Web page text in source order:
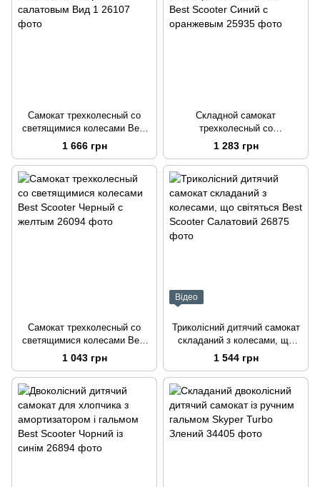
Самокат трехколесный со
светящимися колесами Best
Scooter Серый с салатовым
Вид 1
1 666 грн
Складной самокат
трехколесный со
светящимися колесами Best
Scooter Синий с оранжевым
1 283 грн
Самокат трехколесный со
светящимися колесами Best
Scooter Черный с желтым
1 043 грн
Відео
Триколісний дитячий самокат
складаний з колесами, що
світяться Best Scooter
Салатовий
1 544 грн